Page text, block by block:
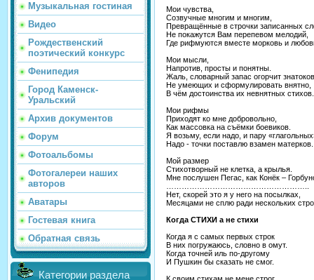
Музыкальная гостиная
Видео
Рождественский
поэтический конкурс
Фенипедия
Город Каменск-
Уральский
Архив документов
Форум
Фотоальбомы
Фотогалереи наших
авторов
Аватары
Гостевая книга
Обратная связь
Категории раздела
Мои чувства,
Созвучные многим и многим,
Превращённые в строчки записанных
Не покажутся Вам перепевом мелодий,
Где рифмуются вместе морковь и
Мои мысли,
Напротив, просты и понятны.
Жаль, словарный запас огорчит знатоков,
Не умеющих и сформулировать внятно,
В чём достоинства их невнятных стихов.
Мои рифмы
Приходят ко мне добровольно,
Как массовка на съёмки боевиков.
Я возьму, если надо, и пару
Надо - точки поставлю взамен матерков.
Мой размер
Стихотворный не клетка, а крылья.
Мне послушен Пегас, как Конёк –
Нет, скорей это я у него на посылках,
Месяцами не сплю ради нескольких
Когда СТИХИ а не стихи
Когда я с самых первых строк
В них погружаюсь, словно в омут.
Когда точней иль по-другому
И Пушкин бы сказать не смог.